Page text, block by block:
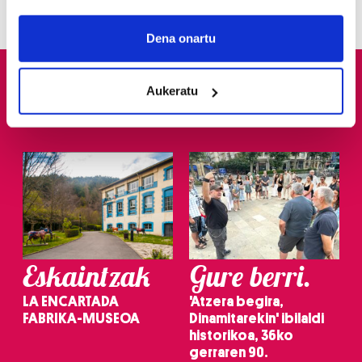
If you allow, we would also like to:
Collect information about your geographical
Identify your device by actively scanning it for
specific characteristics (fingerprinting)
and set your preferences in thedetails section.
Guk eta gure bazkideek zure datu pertsonalak
prozesatzen ditugu, zure IP zenbakia, besteak beste,
teknologia erabiliz, cookieak adibidez, iragarki eta eduki
pertsonalizatuak eskaintzeko, iragarkiak eta edukia
neurtzeko, jendeari buruzko informazioa biltzeko eta
produktuak garatzeko. Zure datuak nork eta zertarako
erabiltzen dituen hauta dezakezu.
Bazkide batzuek ez dizute baimenik eskatzen, eta beren
Dena onartu
Aukeratu
Eskaintzak
LA ENCARTADA
FABRIKA-MUSEOA
Gure berri.
'Atzera begira,
Dinamitarekin' ibilaldi
historikoa, 36ko
gerraren 90.